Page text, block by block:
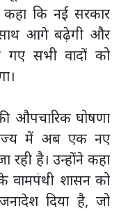
कहा कि नई सरकार
साथ आगे बढ़ेगी और
गए सभी वादों को
औपचारिक घोषणा
में अब एक नए
रही है। उन्होंने कहा
वामपंथी शासन को
दिया है, जो